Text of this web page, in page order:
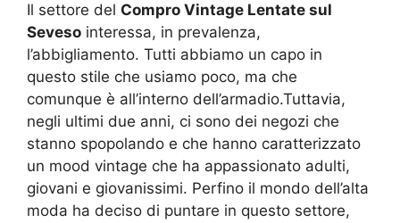
Il settore del Compro Vintage Lentate sul
Seveso interessa, in prevalenza,
l’abbigliamento. Tutti abbiamo un capo in
questo stile che usiamo poco, ma che
comunque è all’interno dell’armadio.Tuttavia,
negli ultimi due anni, ci sono dei negozi che
stanno spopolando e che hanno caratterizzato
un mood vintage che ha appassionato adulti,
giovani e giovanissimi. Perfino il mondo dell’alta
moda ha deciso di puntare in questo settore,